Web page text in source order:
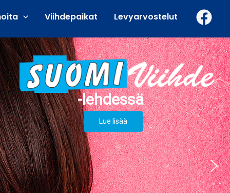
Viihdepaikat Levyarvostelut
Lue lisää